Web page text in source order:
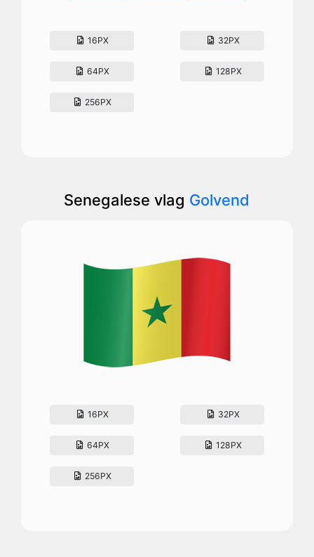
16PX 32PX
64PX 128PX
256PX
Senegalese vlag Golvend
16PX 32PX
64PX 128PX
256PX